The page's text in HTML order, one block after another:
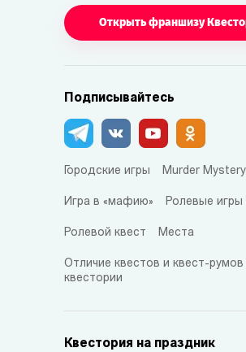
Открыть франшизу
Подписывайтесь
Городские игры Murder
Игра в «мафию» Ролевые игры
Ролевой квест Места
Отличие квестов и квест-румов
квестории
Квестория на праздник